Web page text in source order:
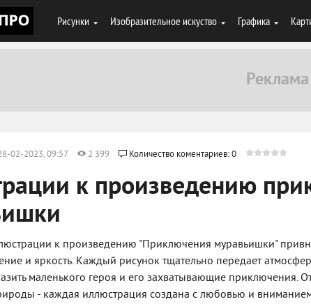
Рисунки Изобразительное искуство Графика
02-2023, 09:57 2 399 Количество коментариев: 0
к произведению
к произведению "Приключения муравьишки"
и яркость. Каждый рисунок тщательно передает
маленького героя и его захватывающие приключения.
- каждая иллюстрация создана с любовью и вниманием